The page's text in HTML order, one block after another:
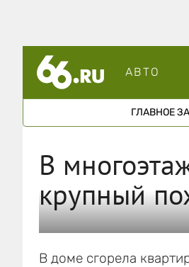
АВТО
ГЛАВНОЕ
В
крупный
В доме сгорела